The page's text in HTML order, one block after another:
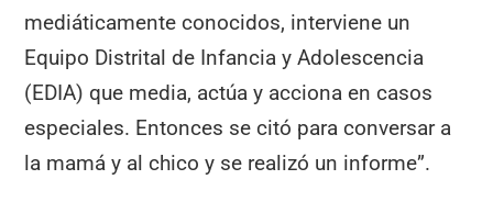
mediáticamente conocidos, interviene un
Equipo Distrital de Infancia y Adolescencia
(EDIA) que media, actúa y acciona en casos
especiales. Entonces se citó para conversar a
la mamá y al chico y se realizó un informe”.